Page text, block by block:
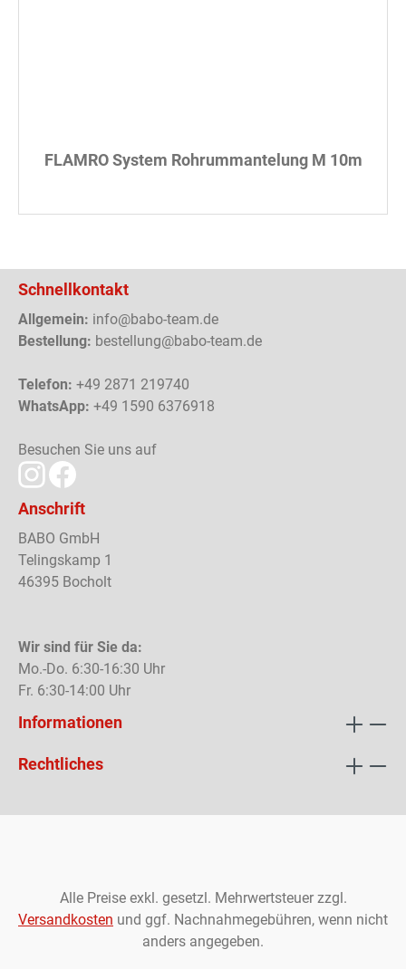
FLAMRO System Rohrummantelung M 10m
Schnellkontakt
Allgemein: info@babo-team.de
Bestellung: bestellung@babo-team.de
Telefon: +49 2871 219740
WhatsApp: +49 1590 6376918
Besuchen Sie uns auf
Anschrift
BABO GmbH
Telingskamp 1
46395 Bocholt
Wir sind für Sie da:
Mo.-Do. 6:30-16:30 Uhr
Fr. 6:30-14:00 Uhr
Informationen
Rechtliches
Alle Preise exkl. gesetzl. Mehrwertsteuer zzgl.
Versandkosten und ggf. Nachnahmegebühren, wenn nicht
anders angegeben.